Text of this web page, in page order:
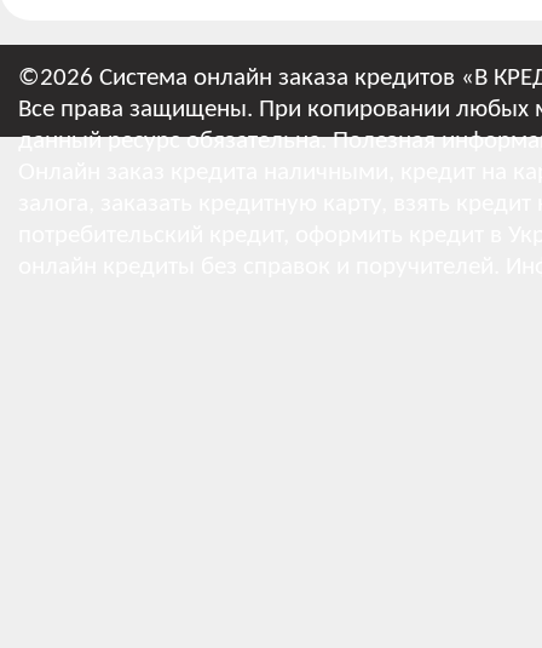
©2026 Система онлайн заказа кредитов «В
Все права защищены. При копировании любых
данный ресурс обязательна.Полезная